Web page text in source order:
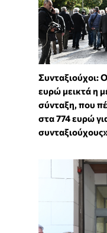
Συνταξιούχοι:
ευρώ μεικτά η
σύνταξη, που
στα 774 ευρώ